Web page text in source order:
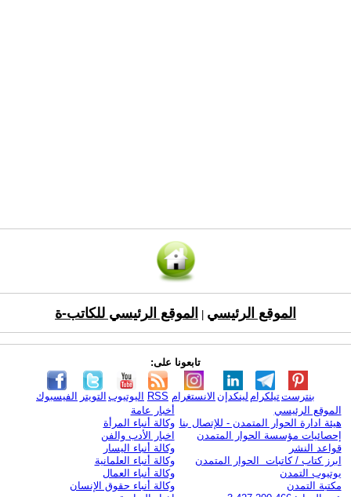
الموقع الرئيسي الموقع الرئيسي للكاتب-ة
تابعونا على:
الفيسبوك التويتر اليوتيوب RSS الانستغرام لينكدإن تيلكرامبنترست
الموقع الرئيسي
هيئة ادارة الحوار المتمدن - للإتصال بنا
إحصائيات مؤسسة الحوار المتمدن
قواعد النشر
ابرز كتاب / كاتبات الحوار المتمدن
يوتيوب التمدن
مكتبة التمدن
أخبار عامة
وكالة أنباء المرأة
اخبار الأدب والفن
وكالة أنباء اليسار
وكالة أنباء العلمانية
وكالة أنباء العمال
وكالة أنباء حقوق الإنسان